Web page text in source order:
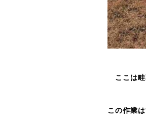
ここは
この作業